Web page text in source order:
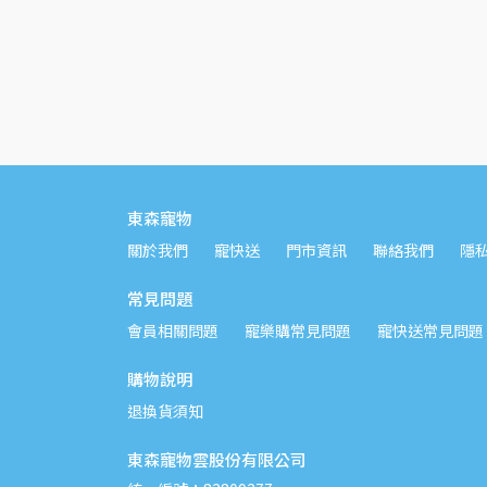
東森寵物
關於我們 寵快送 門市資訊 聯絡我們 隱
常見問題
會員相關問題 寵樂購常見問題 寵快送常見問題
購物說明
退換貨須知
東森寵物雲股份有限公司